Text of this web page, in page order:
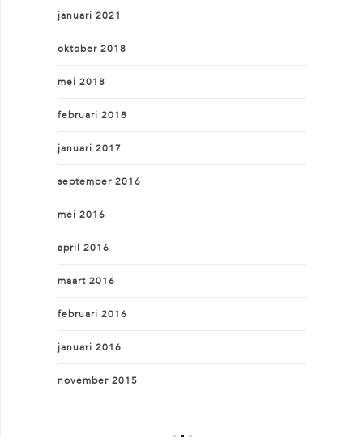
januari 2021
oktober 2018
mei 2018
februari 2018
januari 2017
september 2016
mei 2016
april 2016
maart 2016
februari 2016
januari 2016
november 2015